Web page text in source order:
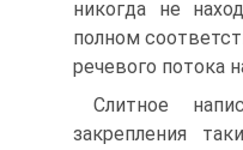
никогда не
полном
речевого потока
Слитное
закрепления